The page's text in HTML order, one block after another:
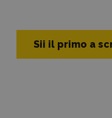
Sii il primo a